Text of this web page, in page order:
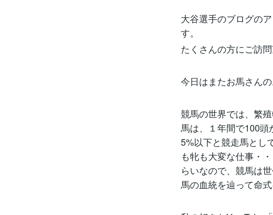
大谷選手のブログの
す。
たくさんの方にご訪
今日はまたお馬さんの
競馬の世界では、繁
馬は、１年間で100
5%以下と競走馬とし
も牝も大変な仕事・
らいなので、競馬は
馬の血統を辿って命